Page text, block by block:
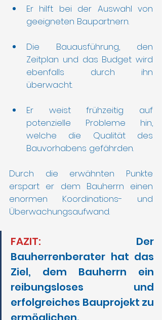
Er hilft bei der Auswahl von
geeigneten Baupartnern.
Die Bauausführung, den
Zeitplan und das Budget wird
ebenfalls durch ihn
überwacht.
Er weist frühzeitig auf
potenzielle Probleme hin,
welche die Qualität des
Bauvorhabens gefährden.
Durch die erwähnten Punkte
erspart er dem Bauherrn einen
enormen Koordinations- und
Überwachungsaufwand.
FAZIT: Der
Bauherrenberater hat das
Ziel, dem Bauherrn ein
reibungsloses und
erfolgreiches Bauprojekt zu